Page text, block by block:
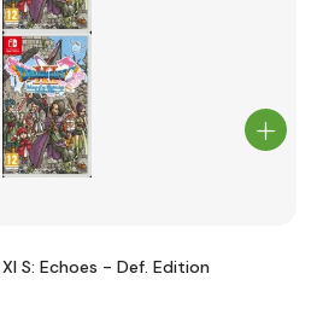
S: Echoes - Def. Edition